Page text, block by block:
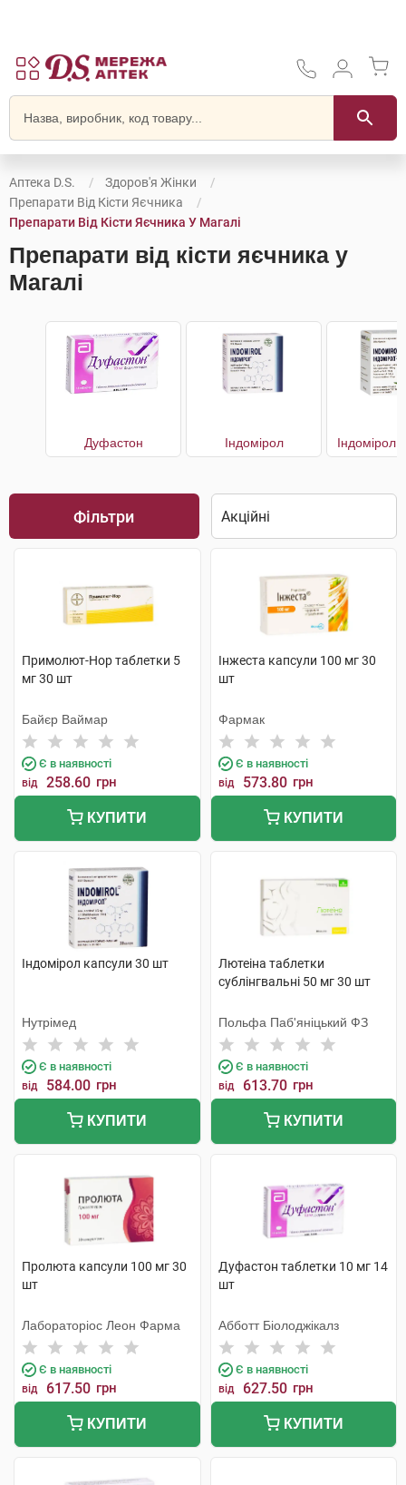
Аптека D.S.
Здоров'я Жінки
Препарати Від Кісти Яєчника
Препарати Від Кісти Яєчника У Магалі
Препарати від кісти яєчника у
Магалі
Дуфастон Індомірол Індомірол
Фільтри
Примолют-Нор таблетки 5
мг 30 шт
Байєр Ваймар
Є в наявності
від 258.60 грн
КУПИТИ
Інжеста капсули 100 мг 30
шт
Фармак
Є в наявності
від 573.80 грн
КУПИТИ
Індомірол капсули 30 шт
Нутрімед
Є в наявності
від 584.00 грн
КУПИТИ
Лютеіна таблетки
сублінгвальні 50 мг 30 шт
Польфа Паб'яніцький ФЗ
Є в наявності
від 613.70 грн
КУПИТИ
Пролюта капсули 100 мг 30
шт
Лабораторіос Леон Фарма
Є в наявності
від 617.50 грн
КУПИТИ
Дуфастон таблетки 10 мг 14
шт
Абботт Біолоджікалз
Є в наявності
від 627.50 грн
КУПИТИ